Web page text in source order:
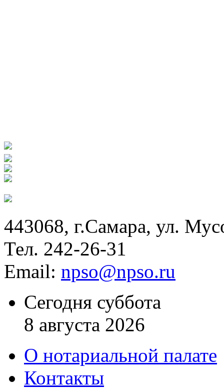
443068, г.Самара, ул.
Тел. 242-26-31
Email: npso@npso.ru
Сегодня суббота
8 августа 2026
О нотариальной палате
Контакты